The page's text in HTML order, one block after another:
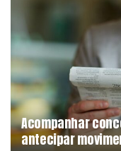
Acompanhar
antecipar